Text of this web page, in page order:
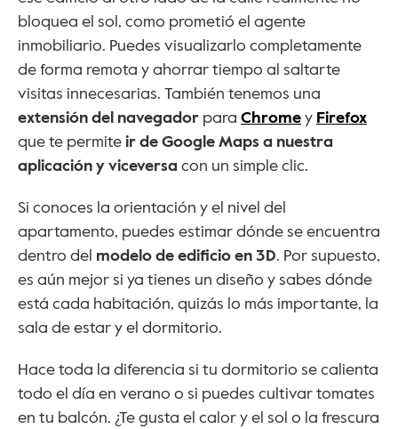
bloquea el sol, como prometió el agente
inmobiliario. Puedes visualizarlo completamente
de forma remota y ahorrar tiempo al saltarte
extensión del navegador para Chrome y Firefox
que te permite ir de Google Maps a nuestra
aplicación y viceversa con un simple clic.
Si conoces la orientación y el nivel del
apartamento, puedes estimar dónde se encuentra
dentro del modelo de edificio en 3D. Por supuesto,
es aún mejor si ya tienes un diseño y sabes dónde
está cada habitación, quizás lo más importante, la
sala de estar y el dormitorio.
Hace toda la diferencia si tu dormitorio se calienta
todo el día en verano o si puedes cultivar tomates
en tu balcón. ¿Te gusta el calor y el sol o la frescura